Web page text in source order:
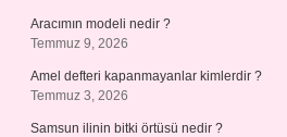
Aracımın modeli nedir ?
Temmuz 9, 2026
Amel defteri kapanmayanlar kimlerdir ?
Temmuz 3, 2026
Samsun ilinin bitki örtüsü nedir ?